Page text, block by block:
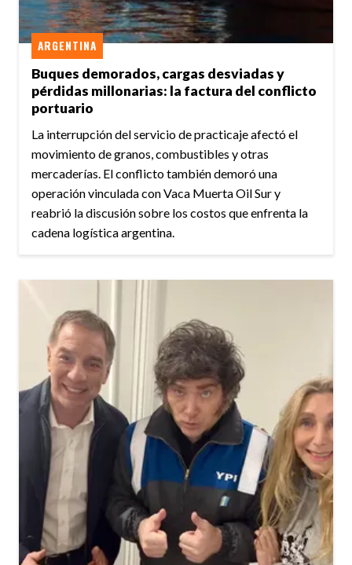
Buques demorados, cargas desviadas y
pérdidas millonarias: la factura del conflicto
portuario
ARGENTINA
La interrupción del servicio de practicaje afectó el
movimiento de granos, combustibles y otras
mercaderías. El conflicto también demoró una
operación vinculada con Vaca Muerta Oil Sur y
reabrió la discusión sobre los costos que enfrenta la
cadena logística argentina.